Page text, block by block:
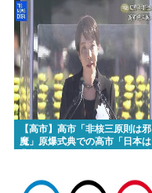
【高市】高市「非核三原則は邪
魔」原爆式典での高市「日本は
チパチッ